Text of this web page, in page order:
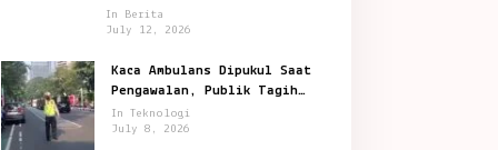
Pemilu 2029
In Berita
July 12, 2026
Kaca Ambulans Dipukul Saat
Pengawalan, Publik Tagih
Jawaban Polisi
In Teknologi
July 8, 2026